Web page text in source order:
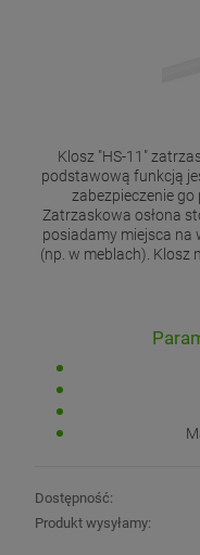
Klosz "HS-11"
podstawową funkcją
zabezpieczenie
Zatrzaskowa osłona
posiadamy miejsca na
(np. w meblach). Klosz
Dostępność:
Produkt wysyłamy: